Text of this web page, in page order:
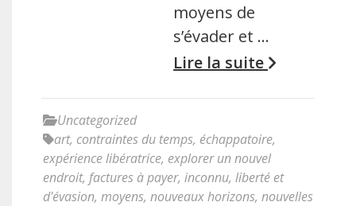
moyens de
s’évader et …
Lire la suite
Uncategorized
art, contraintes du temps, échappatoire,
expérience libératrice, explorer un nouvel
endroit, factures à payer, inconnu, liberté et
d'évasion, moyens, nouveaux horizons, nouvelles